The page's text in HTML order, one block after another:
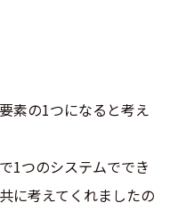
素の1つになると考え
1つのシステムででき
に考えてくれましたの